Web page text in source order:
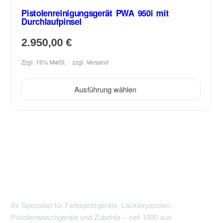
Pistolenreinigungsgerät PWA 950i mit
Durchlaufpinsel
2.950,00€
Zzgl. 19% MwSt. zzgl.Versand
Ausführung wählen
Ihr Spezialist für Farbspritzgeräte, Lackierpistolen,
Pistolenwaschgeräte und Zubehör – seit 1990 aus